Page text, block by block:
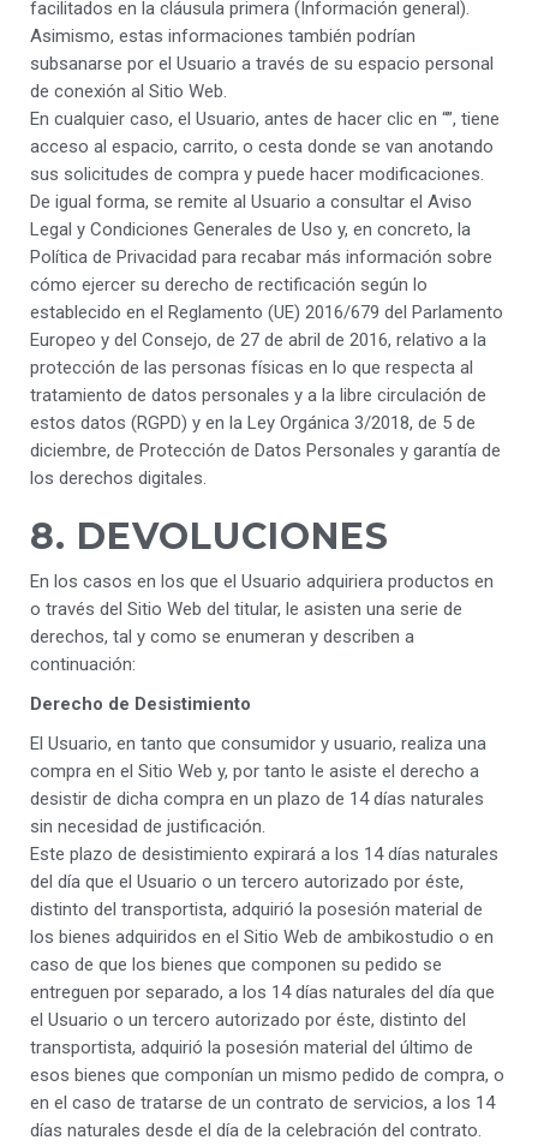
facilitados en la cláusula primera (Información general).
Asimismo, estas informaciones también podrían
subsanarse por el Usuario a través de su espacio personal
de conexión al Sitio Web.
En cualquier caso, el Usuario, antes de hacer clic en “”, tiene
acceso al espacio, carrito, o cesta donde se van anotando
sus solicitudes de compra y puede hacer modificaciones.
De igual forma, se remite al Usuario a consultar el Aviso
Legal y Condiciones Generales de Uso y, en concreto, la
Política de Privacidad para recabar más información sobre
cómo ejercer su derecho de rectificación según lo
establecido en el Reglamento (UE) 2016/679 del Parlamento
Europeo y del Consejo, de 27 de abril de 2016, relativo a la
protección de las personas físicas en lo que respecta al
tratamiento de datos personales y a la libre circulación de
estos datos (RGPD) y en la Ley Orgánica 3/2018, de 5 de
diciembre, de Protección de Datos Personales y garantía de
los derechos digitales.
8. DEVOLUCIONES
En los casos en los que el Usuario adquiriera productos en
o través del Sitio Web del titular, le asisten una serie de
derechos, tal y como se enumeran y describen a
continuación:
Derecho de Desistimiento
El Usuario, en tanto que consumidor y usuario, realiza una
compra en el Sitio Web y, por tanto le asiste el derecho a
desistir de dicha compra en un plazo de 14 días naturales
sin necesidad de justificación.
Este plazo de desistimiento expirará a los 14 días naturales
del día que el Usuario o un tercero autorizado por éste,
distinto del transportista, adquirió la posesión material de
los bienes adquiridos en el Sitio Web de ambikostudio o en
caso de que los bienes que componen su pedido se
entreguen por separado, a los 14 días naturales del día que
el Usuario o un tercero autorizado por éste, distinto del
transportista, adquirió la posesión material del último de
esos bienes que componían un mismo pedido de compra, o
en el caso de tratarse de un contrato de servicios, a los 14
días naturales desde el día de la celebración del contrato.